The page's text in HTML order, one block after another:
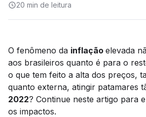
20 min de leitura
O fenômeno da inflação elevada
aos brasileiros quanto é para o
o que tem feito a alta dos preços,
quanto externa, atingir patamares
2022? Continue neste artigo para
os impactos.